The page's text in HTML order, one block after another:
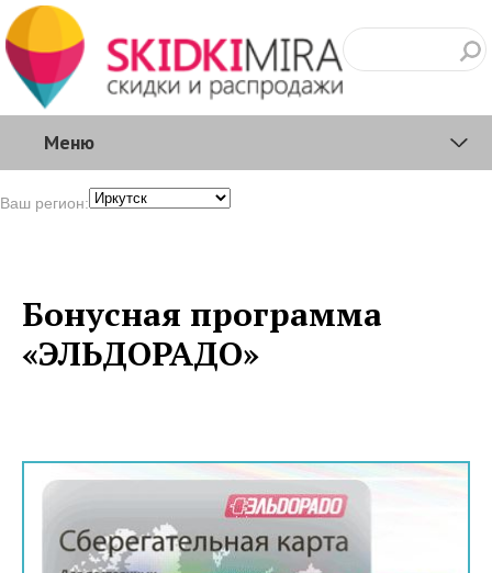
Меню
Ваш регион:
Бонусная программа
«ЭЛЬДОРАДО»